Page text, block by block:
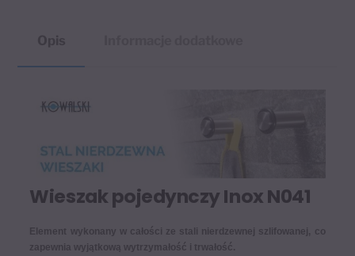
Wieszak pojedynczy Inox N041
Element wykonany w całości ze stali nierdzewnej szlifowanej, co
zapewnia wyjątkową wytrzymałość i trwałość.